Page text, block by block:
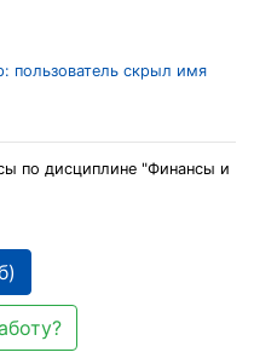
пользователь скрыл имя
по дисциплине "Финансы и